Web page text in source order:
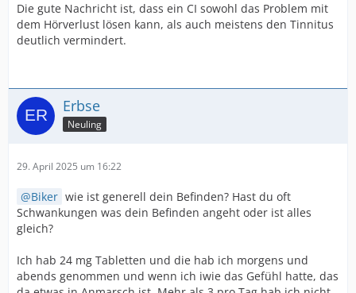
Die gute Nachricht ist, dass ein CI sowohl das Problem mit
dem Hörverlust lösen kann, als auch meistens den Tinnitus
deutlich vermindert.
Erbse
Neuling
29. April 2025 um 16:22
Biker wie ist generell dein Befinden? Hast du oft
Schwankungen was dein Befinden angeht oder ist alles
gleich?
Ich hab 24 mg Tabletten und die hab ich morgens und
abends genommen und wenn ich iwie das Gefühl hatte, das